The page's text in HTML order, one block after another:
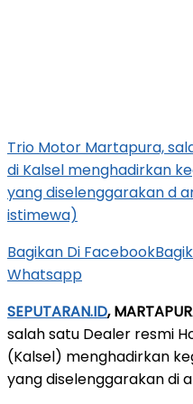
Trio Motor Martapura,
di Kalsel menghadirkan
yang diselenggarakan d
istimewa)
Bagikan Di Facebook
Whatsapp
SEPUTARAN.ID,
salah satu Dealer resmi
(Kalsel) menghadirkan
yang diselenggarakan di